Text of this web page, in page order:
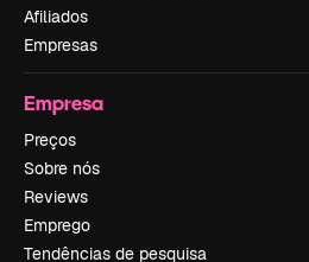
Afiliados
Empresas
Empresa
Preços
Sobre nós
Reviews
Emprego
Tendências de pesquisa